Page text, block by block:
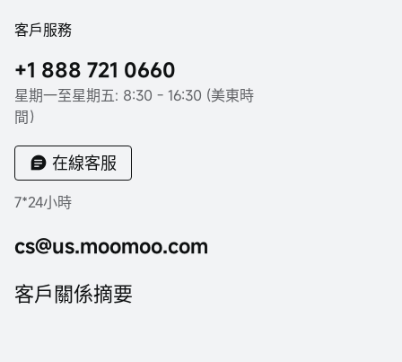
客戶服務
+1 888 721 0660
星期一至星期五: 8:30 - 16:30 (美東時
間）
在線客服
7*24小時
cs@us.moomoo.com
客戶關係摘要